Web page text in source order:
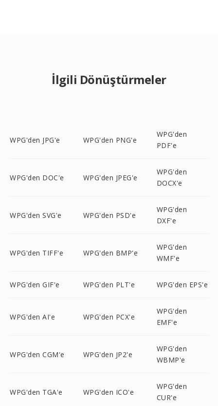
İlgili Dönüştürmeler
WPG'den JPG'e WPG'den PNG'e
WPG'den
PDF'e
WPG'den DOC'e WPG'den JPEG'e
WPG'den
DOCX'e
WPG'den SVG'e WPG'den PSD'e
WPG'den
DXF'e
WPG'den TIFF'e WPG'den BMP'e
WPG'den
WMF'e
WPG'den GIF'e WPG'den PLT'e WPG'den EPS'e
WPG'den AI'e WPG'den PCX'e
WPG'den
EMF'e
WPG'den CGM'e WPG'den JP2'e
WPG'den
WBMP'e
WPG'den TGA'e WPG'den ICO'e
WPG'den
CUR'e